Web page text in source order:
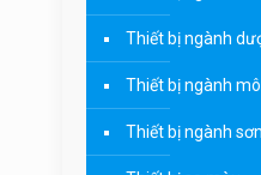
Thiết bị ngành
Thiết bị ngành
Thiết bị ngành